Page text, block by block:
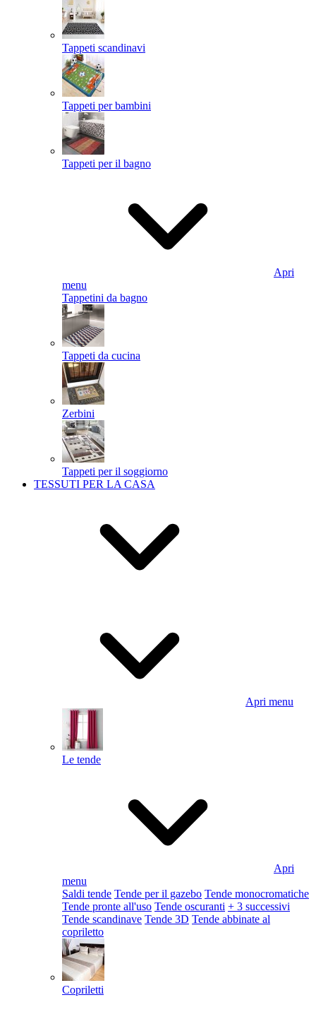
Tappeti scandinavi
Tappeti per bambini
Tappeti per il bagno
Apri
menu
Tappetini da bagno
Tappeti da cucina
Zerbini
Tappeti per il soggiorno
TESSUTI PER LA CASA
Apri menu
Le tende
Apri
menu
Saldi tende Tende per il gazebo Tende monocromatiche
Tende pronte all'uso Tende oscuranti + 3 successivi
Tende scandinave Tende 3D Tende abbinate al
copriletto
Copriletti